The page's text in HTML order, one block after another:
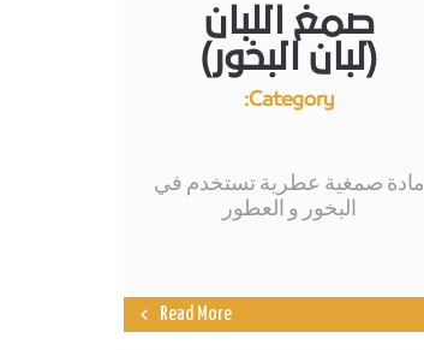
صمغ اللبان
(لبان البخور)
Category:
مادة صمغية عطرية تستخدم في
البخور و العطور
Read More